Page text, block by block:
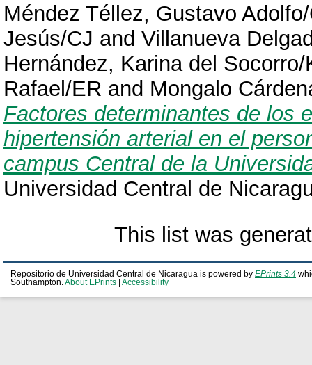
Méndez Téllez, Gustavo
Jesús/CJ and Villanueva
Hernández, Karina del Socorro/
Rafael/ER and Mongalo
Factores determinantes de los
hipertensión arterial en el
campus Central de la
Universidad Central de
This list was
Repositorio de Universidad Central de Nicaragua is powered by EPrints 3.4
Southampton. About EPrints Accessibility